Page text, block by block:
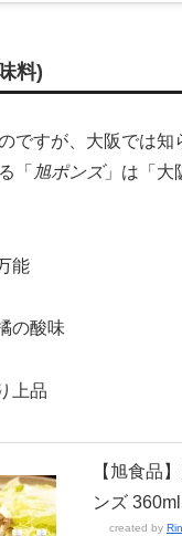
料)
ですが、大阪では知
「 旭ポンズ」は「大
能
の酸味
上品
【旭食品
ンズ
created by